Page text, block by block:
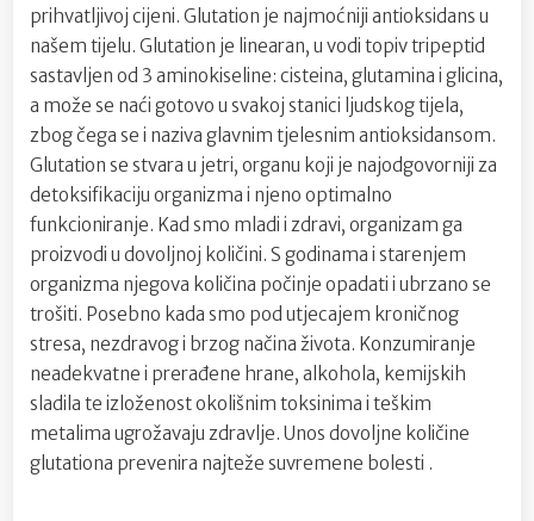
prihvatljivoj cijeni. Glutation je najmoćniji antioksidans u
našem tijelu. Glutation je linearan, u vodi topiv tripeptid
sastavljen od 3 aminokiseline: cisteina, glutamina i glicina,
a može se naći gotovo u svakoj stanici ljudskog tijela,
zbog čega se i naziva glavnim tjelesnim antioksidansom.
Glutation se stvara u jetri, organu koji je najodgovorniji za
detoksifikaciju organizma i njeno optimalno
funkcioniranje. Kad smo mladi i zdravi, organizam ga
proizvodi u dovoljnoj količini. S godinama i starenjem
organizma njegova količina počinje opadati i ubrzano se
trošiti. Posebno kada smo pod utjecajem kroničnog
stresa, nezdravog i brzog načina života. Konzumiranje
neadekvatne i prerađene hrane, alkohola, kemijskih
sladila te izloženost okolišnim toksinima i teškim
metalima ugrožavaju zdravlje. Unos dovoljne količine
glutationa prevenira najteže suvremene bolesti .